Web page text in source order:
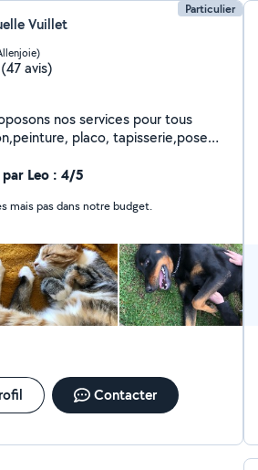
Particulier
Vuillet
(47 avis)
nos services pour tous
placo, tapisserie,pose
que l'entretien
de haies etc..Service
course. Nous nous ferons
jardin.
Leo : 4/5
mais pas dans notre budget.
Contacter